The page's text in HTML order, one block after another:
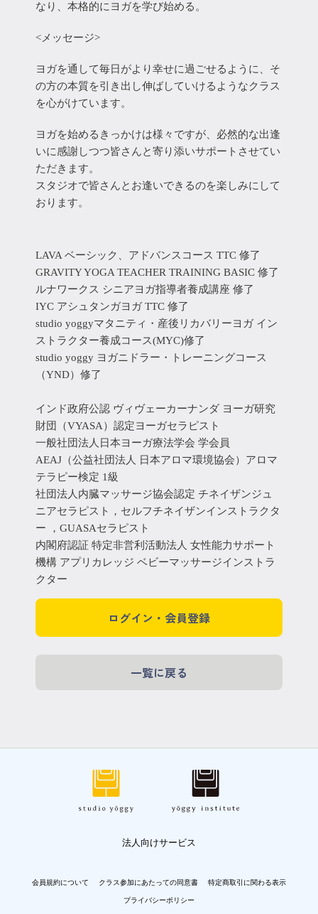
なり、本格的にヨガを学び始める。
<メッセージ>
ヨガを通して毎日がより幸せに過ごせるように、そ
の方の本質を引き出し伸ばしていけるようなクラス
を心がけています。
ヨガを始めるきっかけは様々ですが、必然的な出逢
いに感謝しつつ皆さんと寄り添いサポートさせてい
ただきます。
スタジオで皆さんとお逢いできるのを楽しみにして
おります。
LAVA ベーシック、アドバンスコース TTC 修了
GRAVITY YOGA TEACHER TRAINING BASIC 修了
ルナワークス シニアヨガ指導者養成講座 修了
IYC アシュタンガヨガ TTC 修了
studio yoggyマタニティ・産後リカバリーヨガ イン
ストラクター養成コース(MYC)修了
studio yoggy ヨガニドラー・トレーニングコース
（YND）修了
インド政府公認 ヴィヴェーカーナンダ ヨーガ研究
財団（VYASA）認定ヨーガセラピスト
一般社団法人日本ヨーガ療法学会 学会員
AEAJ（公益社団法人 日本アロマ環境協会）アロマ
テラピー検定 1級
社団法人内臓マッサージ協会認定 チネイザンジュ
ニアセラピスト，セルフチネイザンインストラクタ
ー ，GUASAセラピスト
内閣府認証 特定非営利活動法人 女性能力サポート
機構 アプリカレッジ ベビーマッサージインストラ
クター
ログイン・会員登録
一覧に戻る
法人向けサービス
会員規約について クラス参加にあたっての同意書 特定商取引に関わる表示
プライバシーポリシー